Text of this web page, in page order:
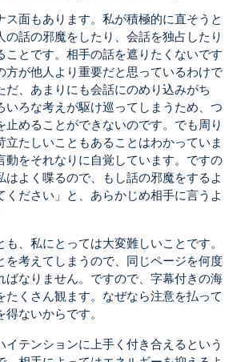
ス面もあります。私が積極的に直そうと
の話の邪魔をしたり、会話を独占したり
ことです。相手の話を遮りたくないです
方が他人より重要だと思っているわけで
だ、あまりにも会話にのめり込みがち
いろな考えが駆け巡ってしまうため、つ
止めることができないのです。でも周り
立たしいこともあることはわかっていま
動をそれなりに自覚しています。ですの
はよく喋るので、もし話の邪魔をするよ
ください」と、あらかじめ相手に言うよ
も、私にとっては大変難しいことです。
を考えてしまうので、同じページを何度
ばなりません。ですので、字幕付きの海
たくさん観ます。なぜなら注意を払って
ないからです。
イテンションに上手く付き合えるという